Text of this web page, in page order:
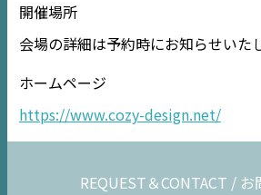
開催場所
会場の詳細は予約時にお知らせいた
ホームページ
https://www.cozy-design.net/
REQUEST＆CONTACT / お